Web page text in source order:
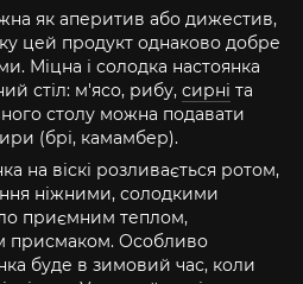
як аперитив або дижестив,
цей продукт однаково добре
Міцна і солодка настоянка
стіл: м'ясо, рибу, сирні та
столу можна подавати
(брі, камамбер).
на віскі розливається ротом,
ніжними, солодкими
приємним теплом,
присмаком. Особливо
буде в зимовий час, коли